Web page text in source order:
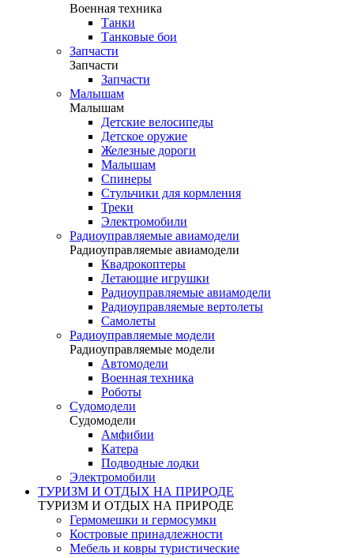
Военная техника
Танки
Танковые бои
Запчасти
Запчасти
Запчасти
Малышам
Малышам
Детские велосипеды
Детское оружие
Железные дороги
Малышам
Спинеры
Стульчики для кормления
Треки
Электромобили
Радиоуправляемые авиамодели
Радиоуправляемые авиамодели
Квадрокоптеры
Летающие игрушки
Радиоуправляемые авиамодели
Радиоуправляемые вертолеты
Самолеты
Радиоуправляемые модели
Радиоуправляемые модели
Автомодели
Военная техника
Роботы
Судомодели
Судомодели
Амфибии
Катера
Подводные лодки
Электромобили
ТУРИЗМ И ОТДЫХ НА ПРИРОДЕ
ТУРИЗМ И ОТДЫХ НА ПРИРОДЕ
Гермомешки и гермосумки
Костровые принадлежности
Мебель и ковры туристические